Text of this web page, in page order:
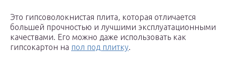
Это гипсоволокнистая плита, которая отличается
большей прочностью и лучшими эксплуатационными
качествами. Его можно даже использовать как
гипсокартон на пол под плитку.